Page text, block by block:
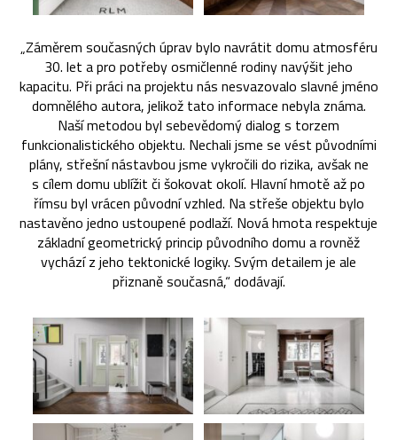
„Záměrem současných úprav bylo navrátit domu atmosféru
30. let a pro potřeby osmičlenné rodiny navýšit jeho
kapacitu. Při práci na projektu nás nesvazovalo slavné jméno
domnělého autora, jelikož tato informace nebyla známa.
Naší metodou byl sebevědomý dialog s torzem
funkcionalistického objektu. Nechali jsme se vést původními
plány, střešní nástavbou jsme vykročili do rizika, avšak ne
s cílem domu ublížit či šokovat okolí. Hlavní hmotě až po
římsu byl vrácen původní vzhled. Na střeše objektu bylo
nastavěno jedno ustoupené podlaží. Nová hmota respektuje
základní geometrický princip původního domu a rovněž
vychází z jeho tektonické logiky. Svým detailem je ale
přiznaně současná,“ dodávají.